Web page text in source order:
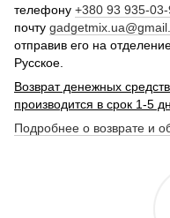
телефону +380 93 935-03-
почту
отправив его на
Русское.
Возврат денежных
производится в срок 1-5
Подробнее о возврате и